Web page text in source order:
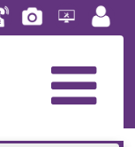
Fotogaléria
Helpdesk
portál